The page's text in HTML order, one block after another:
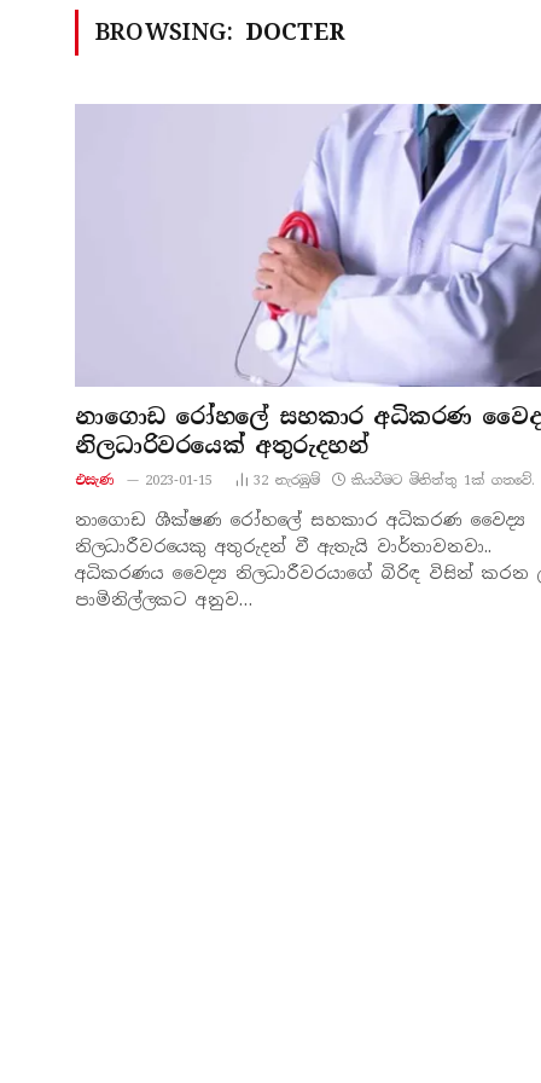
BROWSING: DOCTER
නාගොඩ රෝහලේ සහකාර අධිකරණ
නිලධාරිවරයෙක් අතුරුදහන්
එසැණ 2023-01-15 32 නැරඹු​ම් කියවීමට මිනිත්තු 1ක් ගතවේ.
නාගොඩ ශීක්ෂණ රෝහලේ සහකාර අධිකරණ වෛද්‍ය
නිලධාරීවරයෙකු අතුරුදන් වී ඇතැයි වාර්තාවනවා..
අධිකරණය වෛද්‍ය නිලධාරීවරයාගේ බිරිඳ විසින් කරන
පාමිනිල්ලකට අනුව…